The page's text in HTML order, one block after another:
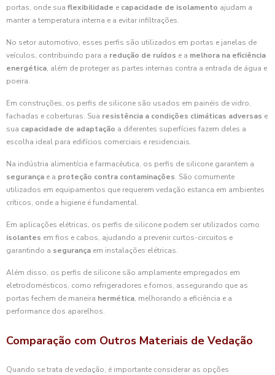
portas, onde sua flexibilidade e capacidade de isolamento ajudam a
manter a temperatura interna e a evitar infiltrações.
No setor automotivo, esses perfis são utilizados em portas e janelas de
veículos, contribuindo para a redução de ruídos e a melhora na eficiência
energética, além de proteger as partes internas contra a entrada de água e
poeira.
Em construções, os perfis de silicone são usados em painéis de vidro,
fachadas e coberturas. Sua resistência a condições climáticas adversas e
sua capacidade de adaptação a diferentes superfícies fazem deles a
escolha ideal para edifícios comerciais e residenciais.
Na indústria alimentícia e farmacêutica, os perfis de silicone garantem a
segurança e a proteção contra contaminações. São comumente
utilizados em equipamentos que requerem vedação estanca em ambientes
críticos, onde a higiene é fundamental.
Em aplicações elétricas, os perfis de silicone podem ser utilizados como
isolantes em fios e cabos, ajudando a prevenir curtos-circuitos e
garantindo a segurança em instalações elétricas.
Além disso, os perfis de silicone são amplamente empregados em
eletrodomésticos, como refrigeradores e fornos, assegurando que as
portas fechem de maneira hermética, melhorando a eficiência e a
performance dos aparelhos.
Comparação com Outros Materiais de Vedação
Quando se trata de vedação, é importante considerar as opções